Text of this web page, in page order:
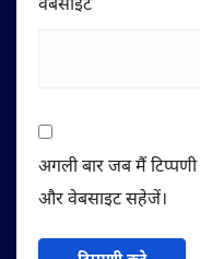
वेबसाईट
अगली बार जब मैं
और वेबसाइट सहेजें।